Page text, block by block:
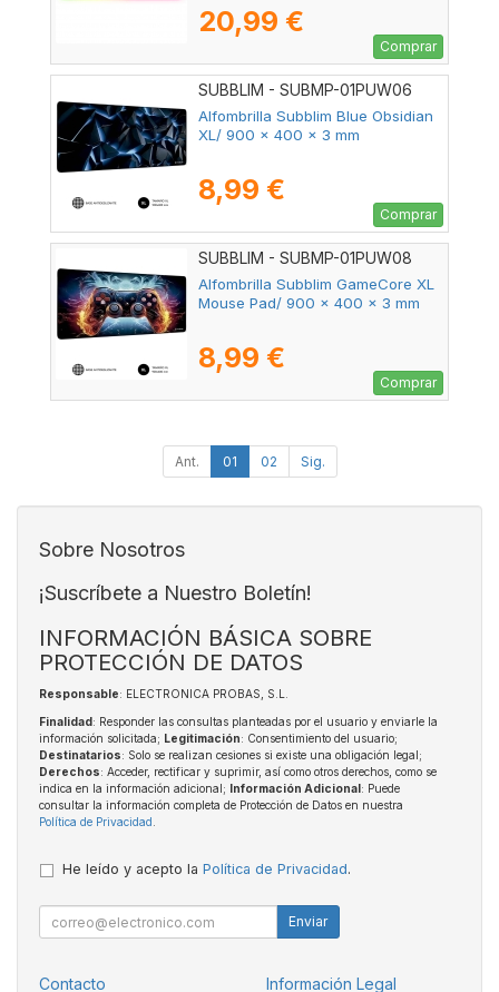
20,99 €
Comprar
SUBBLIM - SUBMP-01PUW06
Alfombrilla Subblim Blue Obsidian
XL/ 900 x 400 x 3 mm
8,99 €
Comprar
SUBBLIM - SUBMP-01PUW08
Alfombrilla Subblim GameCore XL
Mouse Pad/ 900 x 400 x 3 mm
8,99 €
Comprar
Ant. 01 02 Sig.
Sobre Nosotros
¡Suscríbete a Nuestro Boletín!
INFORMACIÓN BÁSICA SOBRE
PROTECCIÓN DE DATOS
Responsable: ELECTRONICA PROBAS, S.L.
Finalidad : Responder las consultas planteadas por el usuario y enviarle la
información solicitada; Legitimación: Consentimiento del usuario;
Destinatarios: Solo se realizan cesiones si existe una obligación legal;
Derechos: Acceder, rectificar y suprimir, así como otros derechos, como se
indica en la información adicional;
Información Adicional : Puede
consultar la información completa de Protección de Datos en nuestra
Política de Privacidad .
He leído y acepto la Política de Privacidad.
Enviar
Contacto Información Legal